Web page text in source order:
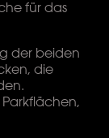
für das
der beiden
die